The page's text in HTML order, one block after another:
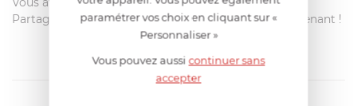
Partagez votre avis avec les autres clients dès maintenant !
paramétrer vos choix en cliquant sur «
Personnaliser »
Vous pouvez aussicontinuer sans
accepter